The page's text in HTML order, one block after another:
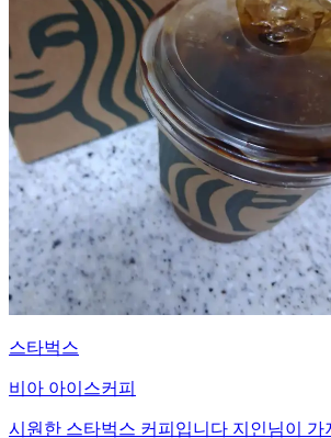
스타벅스
비아 아이스커피
시원한 스타벅스 커피입니다 지인님이